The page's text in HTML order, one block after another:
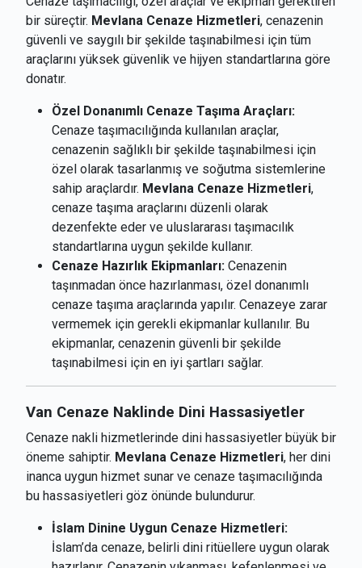
bir süreçtir. Mevlana Cenaze Hizmetleri, cenazenin
güvenli ve saygılı bir şekilde taşınabilmesi için tüm
araçlarını yüksek güvenlik ve hijyen standartlarına göre
donatır.
Özel Donanımlı Cenaze Taşıma Araçları:
Cenaze taşımacılığında kullanılan araçlar,
cenazenin sağlıklı bir şekilde taşınabilmesi için
özel olarak tasarlanmış ve soğutma sistemlerine
sahip araçlardır. Mevlana Cenaze Hizmetleri,
cenaze taşıma araçlarını düzenli olarak
dezenfekte eder ve uluslararası taşımacılık
standartlarına uygun şekilde kullanır.
Cenaze Hazırlık Ekipmanları: Cenazenin
taşınmadan önce hazırlanması, özel donanımlı
cenaze taşıma araçlarında yapılır. Cenazeye zarar
vermemek için gerekli ekipmanlar kullanılır. Bu
ekipmanlar, cenazenin güvenli bir şekilde
taşınabilmesi için en iyi şartları sağlar.
Van Cenaze Naklinde Dini Hassasiyetler
Cenaze nakli hizmetlerinde dini hassasiyetler büyük bir
öneme sahiptir. Mevlana Cenaze Hizmetleri, her dini
inanca uygun hizmet sunar ve cenaze taşımacılığında
bu hassasiyetleri göz önünde bulundurur.
İslam Dinine Uygun Cenaze Hizmetleri:
İslam’da cenaze, belirli dini ritüellere uygun olarak